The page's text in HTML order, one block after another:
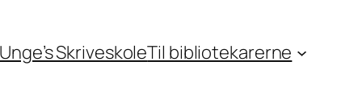
SkriveskoleTil bibliotekarerne